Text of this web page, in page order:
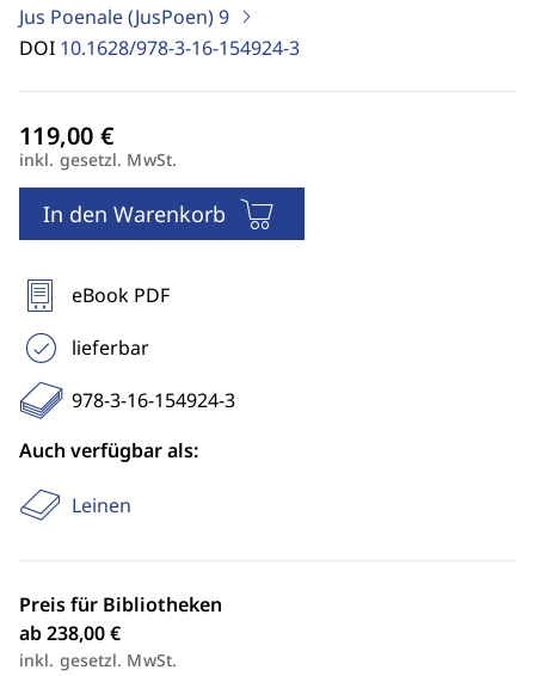
Jus Poenale (JusPoen)9
DOI 10.1628/978-3-16-154924-3
inkl. gesetzl. MwSt.
In den Warenkorb
eBook PDF
lieferbar
978-3-16-154924-3
Auch verfügbar als:
Leinen
Preis für Bibliotheken
ab 238,00 €
inkl. gesetzl. MwSt.